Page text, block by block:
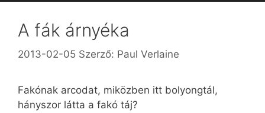
A fák árnyéka
2013-02-05 Szerző: Paul Verlaine
Fakónak arcodat, miközben itt bolyongtál,
hányszor látta a fakó táj?